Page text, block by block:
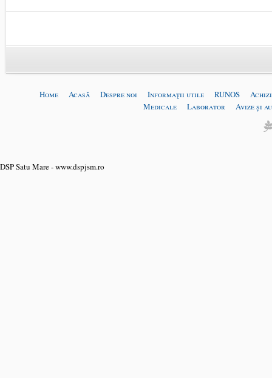
Home Acasă Despre noi Informaţii utile RUNOS
Medicale
Laborator Avize și
DSP Satu Mare - www.dspjsm.ro